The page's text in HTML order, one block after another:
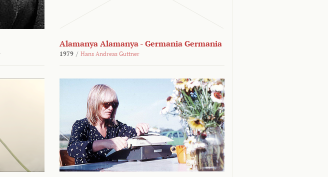
Alamanya Alamanya - Germania Germania
1979 / Hans Andreas Guttner